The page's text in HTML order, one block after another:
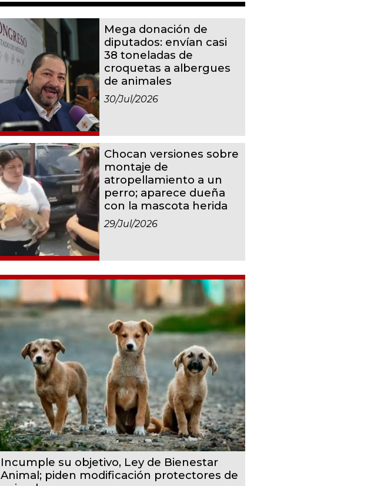
Mega donación de
diputados: envían casi
38 toneladas de
croquetas a albergues
de animales
30/jul/2026
Chocan versiones sobre
montaje de
atropellamiento a un
perro; aparece dueña
con la mascota herida
29/jul/2026
Incumple su objetivo, Ley de Bienestar
Animal; piden modificación protectores de